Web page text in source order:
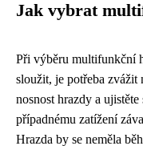
Jak vybrat
Při výběru multifunkční
sloužit, je potřeba
nosnost hrazdy a
případnému zatížení
Hrazda by se neměla